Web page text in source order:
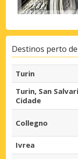
Destinos perto
Turin
Turin, San
Cidade
Collegno
Ivrea